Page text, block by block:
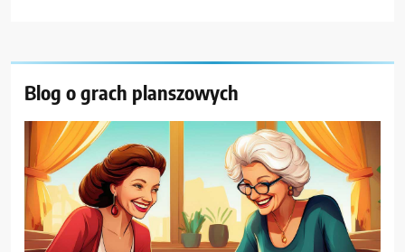
Blog o grach planszowych